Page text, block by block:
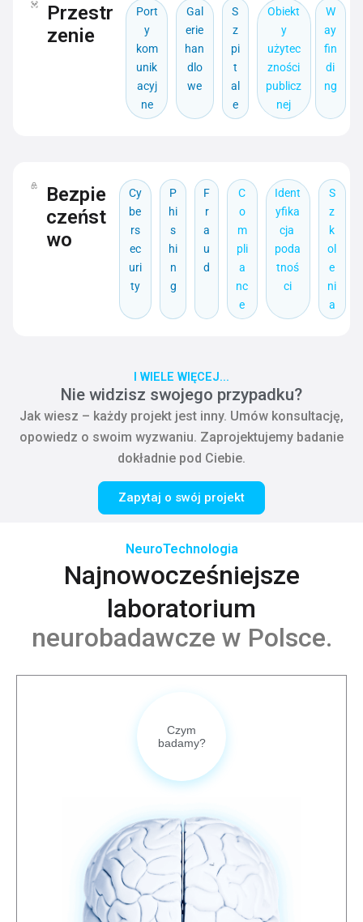
Przestr
zenie
Port
y
kom
unik
acyj
ne
Gal
erie
han
dlo
we
S
z
pi
t
al
e
Obiekt
y
użytec
zności
publicz
nej
W
ay
fin
di
ng
Bezpie
czeńst
wo
Cy
be
rs
ec
uri
ty
P
hi
s
hi
n
g
F
r
a
u
d
C
o
m
pli
a
nc
e
Ident
yfika
cja
poda
tnoś
ci
S
z
k
ol
e
ni
a
I WIELE WIĘCEJ...
Nie widzisz swojego przypadku?
Jak wiesz – każdy projekt jest inny. Umów konsultację,
opowiedz o swoim wyzwaniu. Zaprojektujemy badanie
dokładnie pod Ciebie.
Zapytaj o swój projekt
NeuroTechnologia
Najnowocześniejsze
laboratorium
neurobadawcze w Polsce.
Czym
badamy?